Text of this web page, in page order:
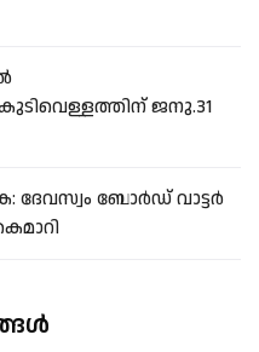
ജനു.31
ദേവസ്വം ബോർഡ് വാട്ടർ